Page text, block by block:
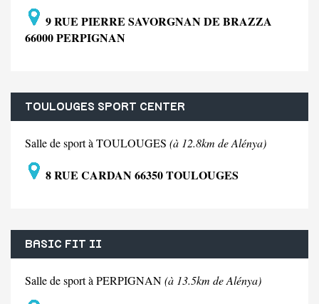
9 RUE PIERRE SAVORGNAN DE BRAZZA
66000 PERPIGNAN
TOULOUGES SPORT CENTER
Salle de sport à TOULOUGES (à 12.8km de Alénya)
8 RUE CARDAN 66350 TOULOUGES
BASIC FIT II
Salle de sport à PERPIGNAN(à 13.5km de Alénya)